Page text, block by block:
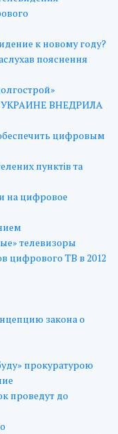
к новому году?
пояснення
ВНЕДРИЛА
цифровым
пунктів та
на цифровое
телевизоры
цифрового ТВ в 2012
закона о
прокуратурою
проведут до